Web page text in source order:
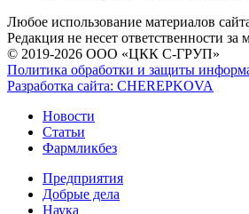
Любое использование материалов
Редакция не несет ответственности
© 2019-2026 ООО «ЦКК С-ГРУП»
Политика обработки и защиты
Разработка сайта: CHEREPKOVA
Новости
Статьи
Фармликбез
Предприятия
Добрые дела
Наука